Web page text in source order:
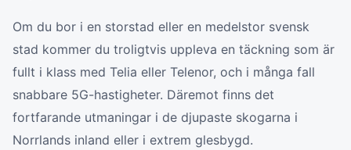
Om du bor i en storstad eller en medelstor svensk
stad kommer du troligtvis uppleva en täckning som är
fullt i klass med Telia eller Telenor, och i många fall
snabbare 5G-hastigheter. Däremot finns det
fortfarande utmaningar i de djupaste skogarna i
Norrlands inland eller i extrem glesbygd.